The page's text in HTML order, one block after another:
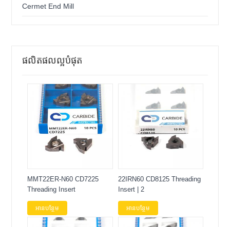
Cermet End Mill
ផលិតផលល្អបំផុត
MMT22ER-N60 CD7225
Threading Insert
អានបន្ថែម
22IRN60 CD8125 Threading
Insert | 2
អានបន្ថែម